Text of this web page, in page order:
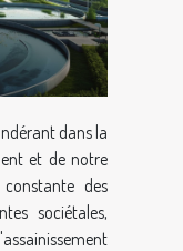
dans la
et de notre
des
sociétales,